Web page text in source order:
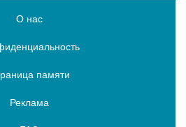
О нас
памяти
Реклама